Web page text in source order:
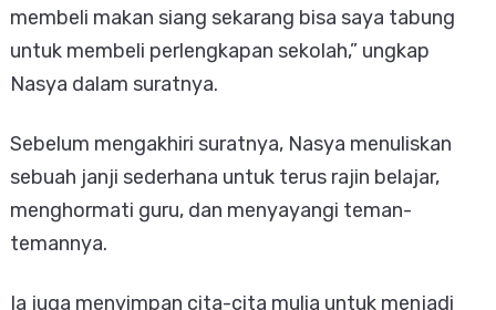
membeli makan siang sekarang bisa saya tabung
untuk membeli perlengkapan sekolah,” ungkap
Nasya dalam suratnya.
Sebelum mengakhiri suratnya, Nasya menuliskan
sebuah janji sederhana untuk terus rajin belajar,
menghormati guru, dan menyayangi teman-
temannya.
Ia juga menyimpan cita-cita mulia untuk menjadi